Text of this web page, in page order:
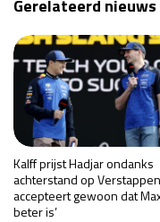
Gerelateerd nieuws
Kalff prijst Hadjar ondanks
achterstand op
accepteert gewoon dat
beter is’